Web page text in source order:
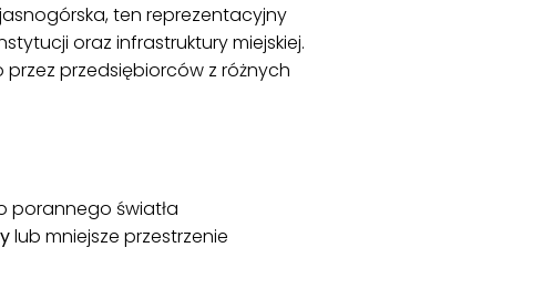
ten reprezentacyjny
oraz infrastruktury miejskiej.
przedsiębiorców z różnych
porannego światła
lub mniejsze przestrzenie